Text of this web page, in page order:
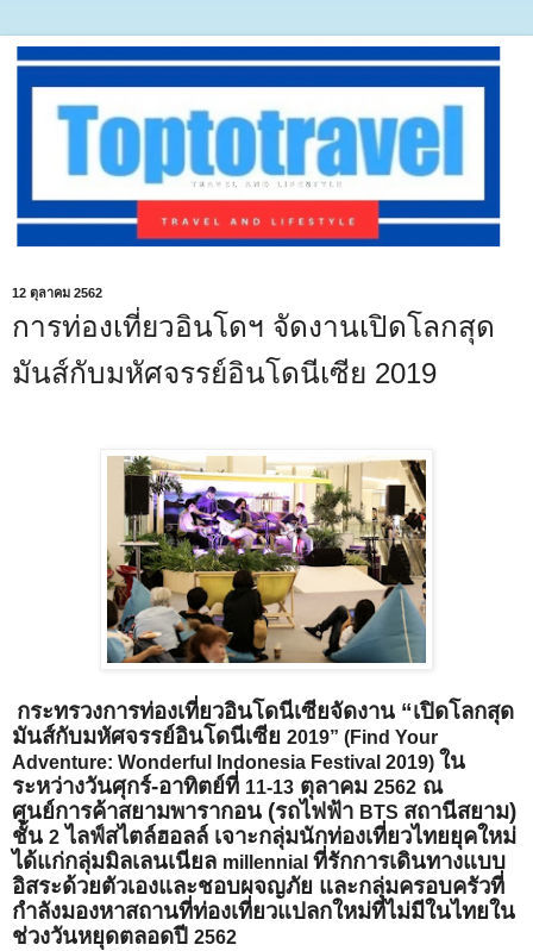
12 ตุลาคม 2562
การท่องเที่ยวอินโดฯ จัดงานเปิดโลกสุด
มันส์กับมหัศจรรย์อินโดนีเซีย 2019
กระทรวงการท่องเที่ยวอินโดนีเซียจัดงาน “เปิดโลกสุด
มันส์กับมหัศจรรย์อินโดนีเซีย 2019” (Find Your
Adventure: Wonderful Indonesia Festival 2019) ใน
ระหว่างวันศุกร์-อาทิตย์ที่ 11-13 ตุลาคม 2562 ณ
ศูนย์การค้าสยามพารากอน (รถไฟฟ้า BTS สถานีสยาม)
ชั้น 2 ไลฟ์สไตล์ฮอลล์ เจาะกลุ่มนักท่องเที่ยวไทยยุคใหม่
ได้แก่กลุ่มมิลเลนเนียล millennial ที่รักการเดินทางแบบ
อิสระด้วยตัวเองและชอบผจญภัย และกลุ่มครอบครัวที่
กำลังมองหาสถานที่ท่องเที่ยวแปลกใหม่ที่ไม่มีในไทยใน
ช่วงวันหยุดตลอดปี 2562